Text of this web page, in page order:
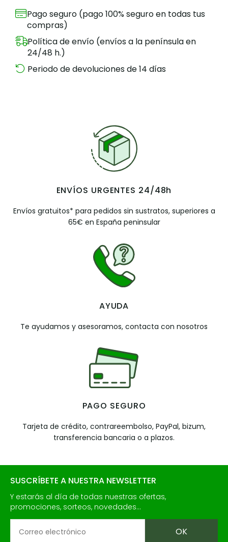
Pago seguro (pago 100% seguro en todas tus
compras)
Política de envío (envíos a la península en
24/48 h.)
Periodo de devoluciones de 14 días
ENVÍOS URGENTES 24/48h
Envíos gratuitos* para pedidos sin sustratos, superiores a
65€ en España peninsular
AYUDA
Te ayudamos y asesoramos, contacta con nosotros
PAGO SEGURO
Tarjeta de crédito, contrareembolso, PayPal, bizum,
transferencia bancaria o a plazos.
SUSCRÍBETE A NUESTRA NEWSLETTER
Y estarás al día de todas nuestras ofertas,
promociones, sorteos, novedades...